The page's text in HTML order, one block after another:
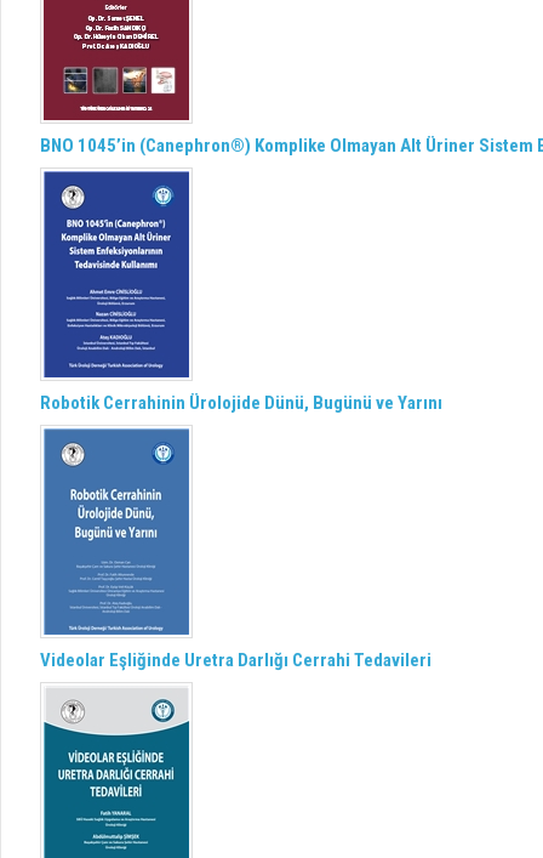
BNO 1045’in (Canephron®) Komplike Olmayan Alt Üriner Sistem
Robotik Cerrahinin Ürolojide Dünü, Bugünü ve Yarını
Videolar Eşliğinde Uretra Darlığı Cerrahi Tedavileri